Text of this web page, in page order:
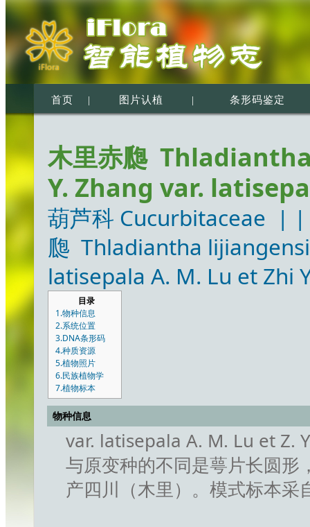
首页 | 图片认植 | 条形码鉴定
木里赤瓟
Y. Zhang var.
葫芦科 Cucurbitaceae |
瓟 Thladiantha
latisepala A. M. Lu et Zhi
目录
1.物种信息
2.系统位置
3.DNA条形码
4.种质资源
5.植物照片
6.民族植物学
7.植物标本
物种信息
var. latisepala A. M. Lu et Z.
与原变种的不同是萼片长圆
产四川（木里）。模式标本采